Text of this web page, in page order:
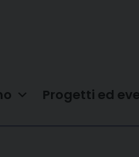
Progetti ed